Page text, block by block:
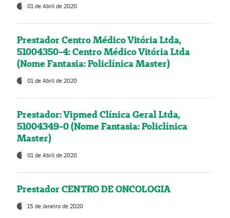
01 de Abril de 2020
Prestador Centro Médico Vitória Ltda,
51004350-4: Centro Médico Vitória Ltda
(Nome Fantasia: Policlínica Master)
01 de Abril de 2020
Prestador: Vipmed Clínica Geral Ltda,
51004349-0 (Nome Fantasia: Policlínica
Master)
01 de Abril de 2020
Prestador CENTRO DE ONCOLOGIA
15 de Janeiro de 2020